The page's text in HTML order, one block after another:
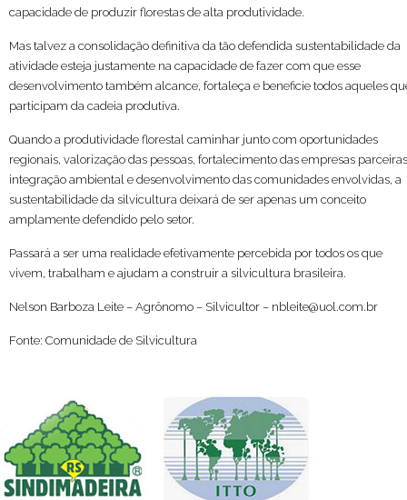
capacidade de produzir florestas de alta produtividade.
Mas talvez a consolidação definitiva da tão defendida sustentabilidade da
atividade esteja justamente na capacidade de fazer com que esse
desenvolvimento também alcance, fortaleça e beneficie todos aqueles
participam da cadeia produtiva.
Quando a produtividade florestal caminhar junto com oportunidades
regionais, valorização das pessoas, fortalecimento das empresas
integração ambiental e desenvolvimento das comunidades envolvidas, a
sustentabilidade da silvicultura deixará de ser apenas um conceito
amplamente defendido pelo setor.
Passará a ser uma realidade efetivamente percebida por todos os que
vivem, trabalham e ajudam a construir a silvicultura brasileira.
Nelson Barboza Leite – Agrônomo – Silvicultor – nbleite@uol.com.br
Fonte: Comunidade de Silvicultura